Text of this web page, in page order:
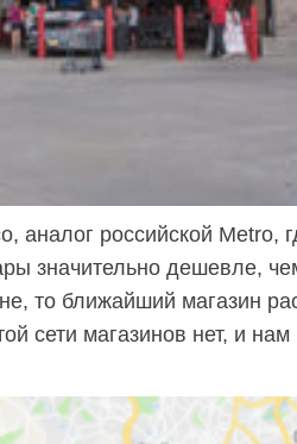
аналог российской Metro,
значительно дешевле,
то ближайший магазин
сети магазинов нет, и нам